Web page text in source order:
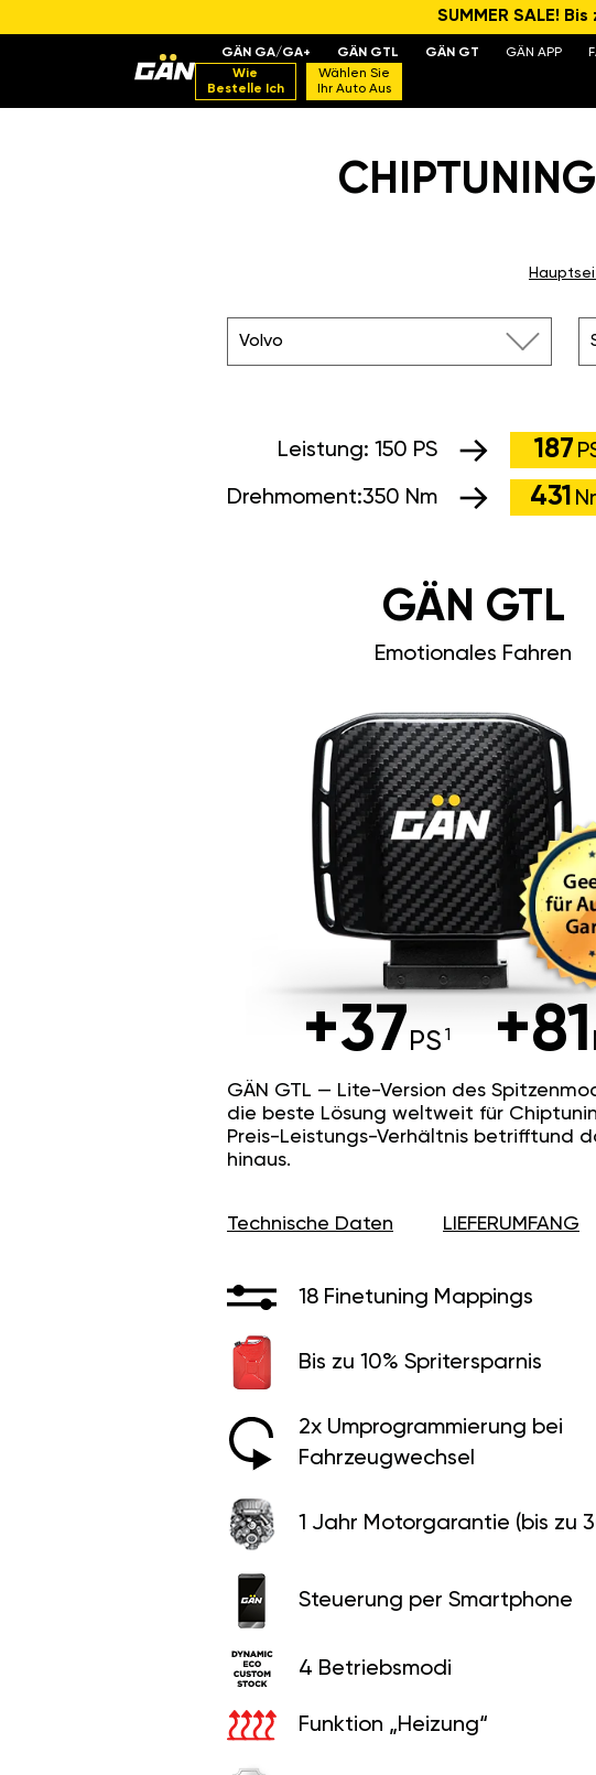
SUMMER SALE!
GÄN GA/GA+ GÄN GTL GÄN GT GÄN APP
Wie
Bestelle Ich
Wählen Sie
Ihr Auto Aus
Volvo
Leistung: 150 PS 187
Drehmoment:350 Nm 431
GÄN GTL
Emotionales Fahren
+37 PS +81
GÄN GTL — Lite-Version des
die beste Lösung weltweit für
Preis-Leistungs-Verhältnis betrifftund
hinaus.
Technische Daten LIEFERUMFANG
18 Finetuning Mappings
Bis zu 10% Spritersparnis
2x Umprogrammierung bei
Fahrzeugwechsel
1 Jahr Motorgarantie (bis zu
Steuerung per Smartphone
4 Betriebsmodi
Funktion „Heizung“